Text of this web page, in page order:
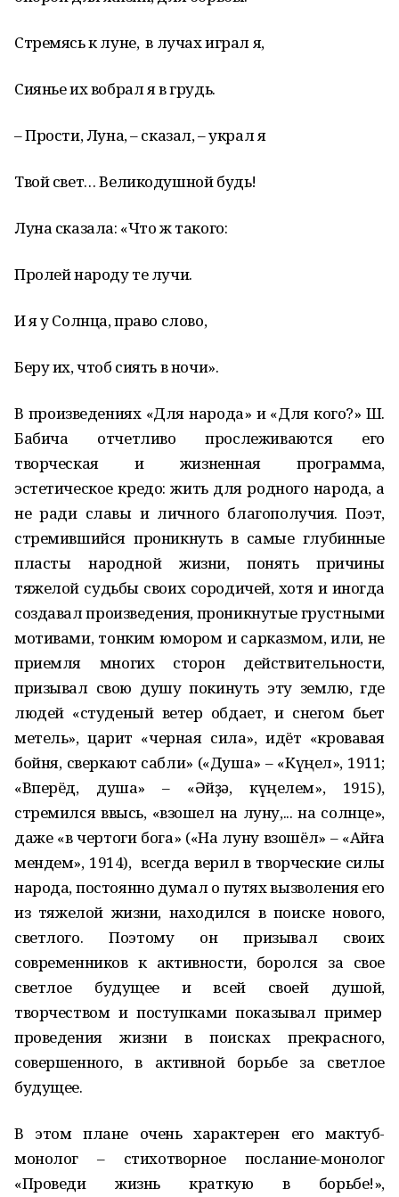
Стремясь к луне, в лучах играл я,
Сиянье их вобрал я в грудь.
– Прости, Луна, – сказал, – украл я
Твой свет… Великодушной будь!
Луна сказала: «Что ж такого:
Пролей народу те лучи.
И я у Солнца, право слово,
Беру их, чтоб сиять в ночи».
В произведениях «Для народа» и «Для кого?» Ш.
Бабича отчетливо прослеживаются его
творческая и жизненная программа,
эстетическое кредо: жить для родного народа, а
не ради славы и личного благополучия. Поэт,
стремившийся проникнуть в самые глубинные
пласты народной жизни, понять причины
тяжелой судьбы своих сородичей, хотя и иногда
создавал произведения, проникнутые грустными
мотивами, тонким юмором и сарказмом, или, не
приемля многих сторон действительности,
призывал свою душу покинуть эту землю, где
людей «студеный ветер обдает, и снегом бьет
метель», царит «черная сила», идёт «кровавая
бойня, сверкают сабли» («Душа» – «Күңел», 1911;
«Вперёд, душа» – «Әйҙә, күңелем», 1915),
стремился ввысь, «взошел на луну,... на солнце»,
даже «в чертоги бога» («На луну взошёл» – «Айға
мендем», 1914), всегда верил в творческие силы
народа, постоянно думал о путях вызволения его
из тяжелой жизни, находился в поиске нового,
светлого. Поэтому он призывал своих
современников к активности, боролся за свое
светлое будущее и всей своей душой,
творчеством и поступками показывал пример
проведения жизни в поисках прекрасного,
совершенного, в активной борьбе за светлое
будущее.
В этом плане очень характерен его мактуб-
монолог – стихотворное послание-монолог
«Проведи жизнь краткую в борьбе!»,